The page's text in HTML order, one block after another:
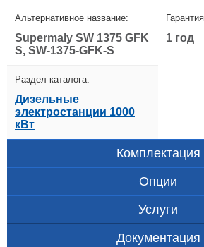
Альтернативное название:
Supermaly SW 1375 GFK
S, SW-1375-GFK-S
1 год
Раздел каталога:
Дизельные
электростанции 1000
кВт
Комплектация
Опции
Услуги
Документация